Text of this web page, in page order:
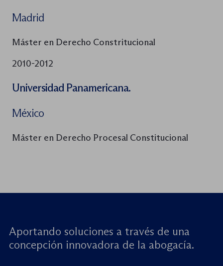
Madrid
Máster en Derecho Constritucional
2010-2012
Universidad Panamericana.
México
Máster en Derecho Procesal Constitucional
Aportando soluciones a través de una
concepción innovadora de la abogacía.